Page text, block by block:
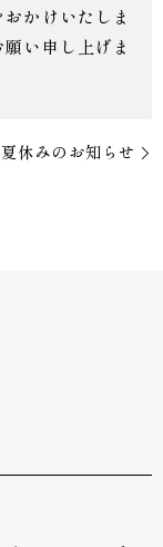
かけいたしま
い申し上げま
夏休みのお知らせ